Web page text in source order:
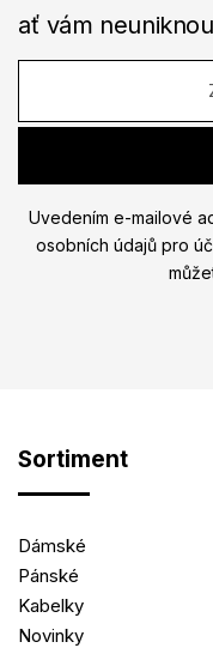
ať vám
Uvedením e-mailové
osobních údajů pro
Sortiment
Dámské
Pánské
Kabelky
Novinky